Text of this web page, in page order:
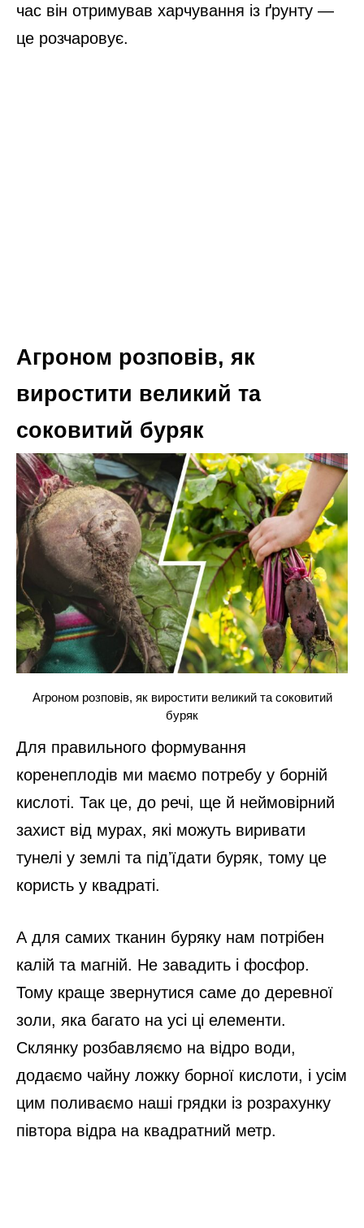
час він отримував харчування із ґрунту —
це розчаровує.
Агроном розповів, як
виростити великий та
соковитий буряк
Агроном розповів, як виростити великий та соковитий
буряк
Для правильного формування
коренеплодів ми маємо потребу у борній
кислоті. Так це, до речі, ще й неймовірний
захист від мурах, які можуть виривати
тунелі у землі та підʼїдати буряк, тому це
користь у квадраті.
А для самих тканин буряку нам потрібен
калій та магній. Не завадить і фосфор.
Тому краще звернутися саме до деревної
золи, яка багато на усі ці елементи.
Склянку розбавляємо на відро води,
додаємо чайну ложку борної кислоти, і усім
цим поливаємо наші грядки із розрахунку
півтора відра на квадратний метр.